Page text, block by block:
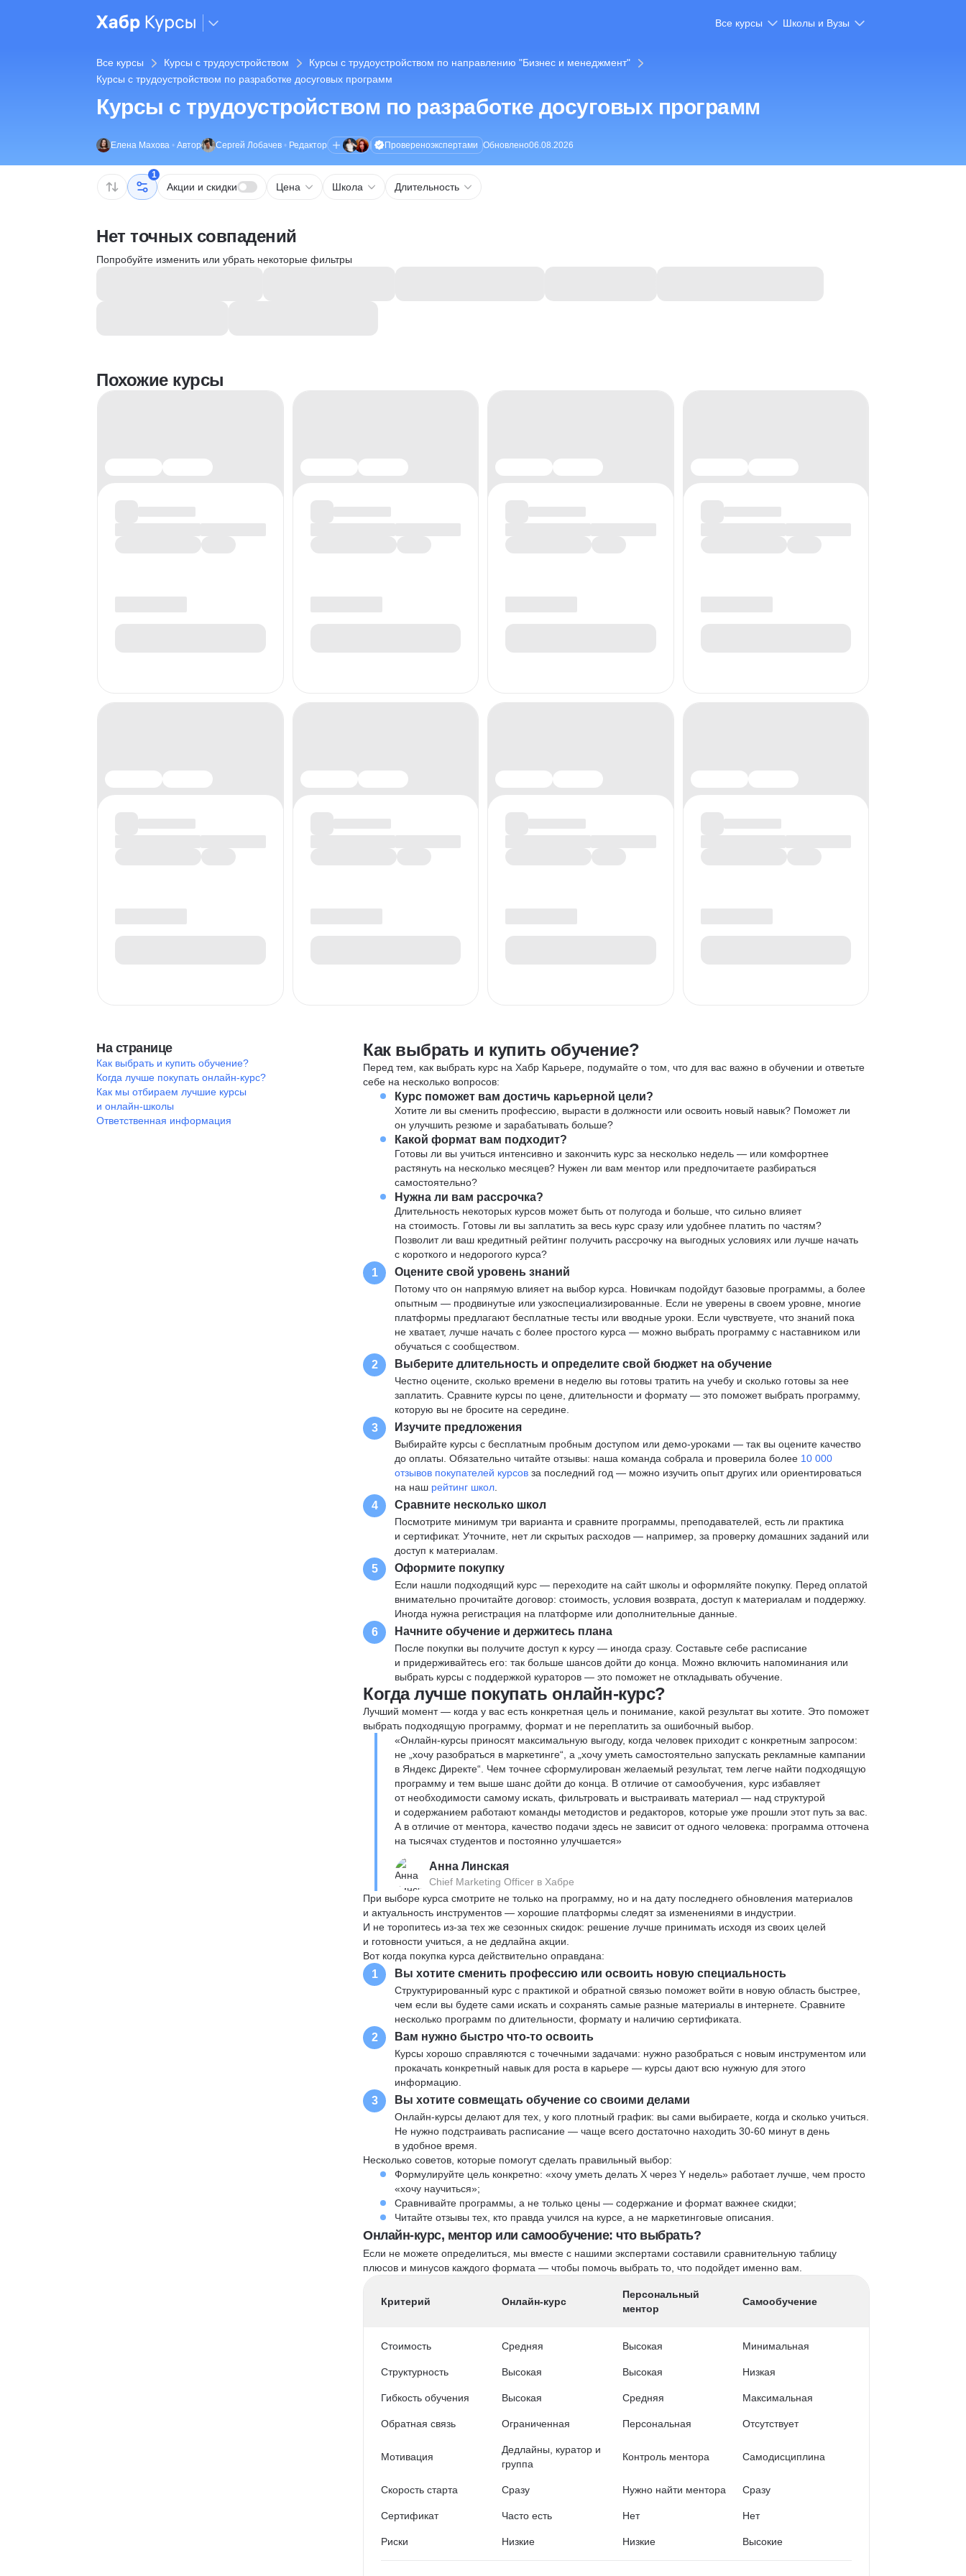
Все курсы Школы и Вузы
Все курсы Курсы с трудоустройством
Курсы с трудоустройством по направлению "Бизнес и менеджмент"
Курсы с трудоустройством по разработке досуговых программ
Курсы с трудоустройством по разработке досуговых программ
Елена Махова • Автор Сергей Лобачев • Редактор Провереноэкспертами Обновлено06.08.2026
1
Акции и скидки Цена Школа Длительность
Нет точных совпадений
Попробуйте изменить или убрать некоторые фильтры
Похожие курсы
На странице
Как выбрать и купить обучение?
Когда лучше покупать онлайн-курс?
Как мы отбираем лучшие курсы
и онлайн-школы
Ответственная информация
Как выбрать и купить обучение?
Перед тем, как выбрать курс на Хабр Карьере, подумайте о том, что для вас важно в обучении и ответьте
себе на несколько вопросов:
Курс поможет вам достичь карьерной цели?
Хотите ли вы сменить профессию, вырасти в должности или освоить новый навык? Поможет ли
он улучшить резюме и зарабатывать больше?
Какой формат вам подходит?
Готовы ли вы учиться интенсивно и закончить курс за несколько недель — или комфортнее
растянуть на несколько месяцев? Нужен ли вам ментор или предпочитаете разбираться
самостоятельно?
Нужна ли вам рассрочка?
Длительность некоторых курсов может быть от полугода и больше, что сильно влияет
на стоимость. Готовы ли вы заплатить за весь курс сразу или удобнее платить по частям?
Позволит ли ваш кредитный рейтинг получить рассрочку на выгодных условиях или лучше начать
с короткого и недорогого курса?
1 Оцените свой уровень знаний
Потому что он напрямую влияет на выбор курса. Новичкам подойдут базовые программы, а более
опытным — продвинутые или узкоспециализированные. Если не уверены в своем уровне, многие
платформы предлагают бесплатные тесты или вводные уроки. Если чувствуете, что знаний пока
не хватает, лучше начать с более простого курса — можно выбрать программу с наставником или
обучаться с сообществом.
2 Выберите длительность и определите свой бюджет на обучение
Честно оцените, сколько времени в неделю вы готовы тратить на учебу и сколько готовы за нее
заплатить. Сравните курсы по цене, длительности и формату — это поможет выбрать программу,
которую вы не бросите на середине.
3 Изучите предложения
Выбирайте курсы с бесплатным пробным доступом или демо-уроками — так вы оцените качество
до оплаты. Обязательно читайте отзывы: наша команда собрала и проверила более 10 000
отзывов покупателей курсовза последний год — можно изучить опыт других или ориентироваться
на наш рейтинг школ
4 Сравните несколько школ
Посмотрите минимум три варианта и сравните программы, преподавателей, есть ли практика
и сертификат. Уточните, нет ли скрытых расходов — например, за проверку домашних заданий или
доступ к материалам.
5 Оформите покупку
Если нашли подходящий курс — переходите на сайт школы и оформляйте покупку. Перед оплатой
внимательно прочитайте договор: стоимость, условия возврата, доступ к материалам и поддержку.
Иногда нужна регистрация на платформе или дополнительные данные.
6 Начните обучение и держитесь плана
После покупки вы получите доступ к курсу — иногда сразу. Составьте себе расписание
и придерживайтесь его: так больше шансов дойти до конца. Можно включить напоминания или
выбрать курсы с поддержкой кураторов — это поможет не откладывать обучение.
Когда лучше покупать онлайн-курс?
Лучший момент — когда у вас есть конкретная цель и понимание, какой результат вы хотите. Это поможет
выбрать подходящую программу, формат и не переплатить за ошибочный выбор.
«Онлайн-курсы приносят максимальную выгоду, когда человек приходит с конкретным запросом:
не „хочу разобраться в маркетинге“, а „хочу уметь самостоятельно запускать рекламные кампании
в Яндекс Директе“. Чем точнее сформулирован желаемый результат, тем легче найти подходящую
программу и тем выше шанс дойти до конца. В отличие от самообучения, курс избавляет
от необходимости самому искать, фильтровать и выстраивать материал — над структурой
и содержанием работают команды методистов и редакторов, которые уже прошли этот путь за вас.
А в отличие от ментора, качество подачи здесь не зависит от одного человека: программа отточена
на тысячах студентов и постоянно улучшается»
Анна Линская
Chief Marketing Officer в Хабре
При выборе курса смотрите не только на программу, но и на дату последнего обновления материалов
и актуальность инструментов — хорошие платформы следят за изменениями в индустрии.
И не торопитесь из-за тех же сезонных скидок: решение лучше принимать исходя из своих целей
и готовности учиться, а не дедлайна акции.
Вот когда покупка курса действительно оправдана:
1 Вы хотите сменить профессию или освоить новую специальность
Структурированный курс с практикой и обратной связью поможет войти в новую область быстрее,
чем если вы будете сами искать и сохранять самые разные материалы в интернете. Сравните
несколько программ по длительности, формату и наличию сертификата.
2 Вам нужно быстро что-то освоить
Курсы хорошо справляются с точечными задачами: нужно разобраться с новым инструментом или
прокачать конкретный навык для роста в карьере — курсы дают всю нужную для этого
информацию.
3 Вы хотите совмещать обучение со своими делами
Онлайн-курсы делают для тех, у кого плотный график: вы сами выбираете, когда и сколько учиться.
Не нужно подстраивать расписание — чаще всего достаточно находить 30-60 минут в день
в удобное время.
Несколько советов, которые помогут сделать правильный выбор:
Формулируйте цель конкретно: «хочу уметь делать X через Y недель» работает лучше, чем просто
«хочу научиться»;
Сравнивайте программы, а не только цены — содержание и формат важнее скидки;
Читайте отзывы тех, кто правда учился на курсе, а не маркетинговые описания.
Онлайн-курс, ментор или самообучение: что выбрать?
Если не можете определиться, мы вместе с нашими экспертами составили сравнительную таблицу
плюсов и минусов каждого формата — чтобы помочь выбрать то, что подойдет именно вам.
Критерий Онлайн-курс
Персональный
ментор
Самообучение
Стоимость Средняя Высокая Минимальная
Структурность Высокая Высокая Низкая
Гибкость обучения Высокая Средняя Максимальная
Обратная связь Ограниченная Персональная Отсутствует
Мотивация
Дедлайны, куратор и
группа
Контроль ментора Самодисциплина
Скорость старта Сразу Нужно найти ментора Сразу
Сертификат Часто есть Нет Нет
Риски Низкие Низкие Высокие